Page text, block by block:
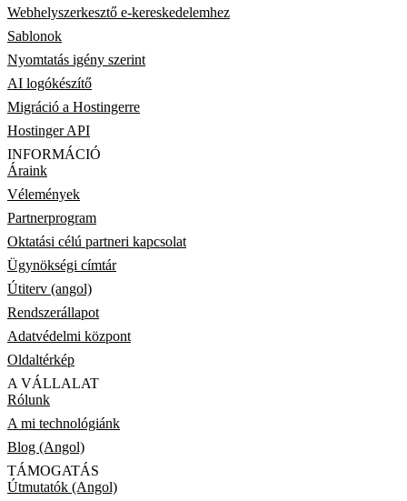
Webhelyszerkesztő e-kereskedelemhez
Sablonok
Nyomtatás igény szerint
AI logókészítő
Migráció a Hostingerre
Hostinger API
INFORMÁCIÓ
Áraink
Vélemények
Partnerprogram
Oktatási célú partneri kapcsolat
Ügynökségi címtár
Útiterv (angol)
Rendszerállapot
Adatvédelmi központ
Oldaltérkép
A VÁLLALAT
Rólunk
A mi technológiánk
Blog (Angol)
TÁMOGATÁS
Útmutatók (Angol)